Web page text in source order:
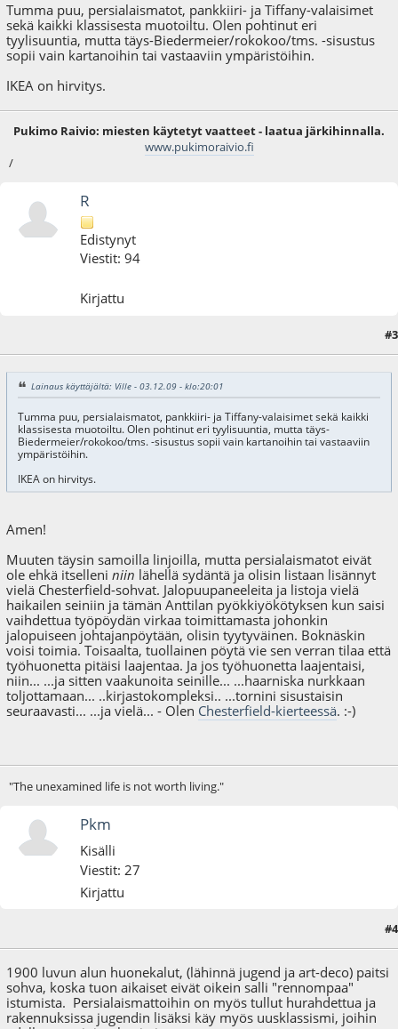
Tumma puu, persialaismatot, pankkiiri- ja Tiffany-valaisimet
sekä kaikki klassisesta muotoiltu. Olen pohtinut eri
tyylisuuntia, mutta täys-Biedermeier/rokokoo/tms. -sisustus
sopii vain kartanoihin tai vastaaviin ympäristöihin.
IKEA on hirvitys.
Pukimo Raivio: miesten käytetyt vaatteet - laatua järkihinnalla.
www.pukimoraivio.fi
/
R
Edistynyt
Viestit: 94
Kirjattu
#3
Lainaus käyttäjältä: Ville - 03.12.09 - klo:20:01
Tumma puu, persialaismatot, pankkiiri- ja Tiffany-valaisimet sekä kaikki
klassisesta muotoiltu. Olen pohtinut eri tyylisuuntia, mutta täys-
Biedermeier/rokokoo/tms. -sisustus sopii vain kartanoihin tai vastaaviin
ympäristöihin.
IKEA on hirvitys.
Amen!
Muuten täysin samoilla linjoilla, mutta persialaismatot eivät
ole ehkä itselleniniin lähellä sydäntä ja olisin listaan lisännyt
vielä Chesterfield-sohvat. Jalopuupaneeleita ja listoja vielä
haikailen seiniin ja tämän Anttilan pyökkiyökötyksen kun saisi
vaihdettua työpöydän virkaa toimittamasta johonkin
jalopuiseen johtajanpöytään, olisin tyytyväinen. Boknäskin
voisi toimia. Toisaalta, tuollainen pöytä vie sen verran tilaa että
työhuonetta pitäisi laajentaa. Ja jos työhuonetta laajentaisi,
niin... ...ja sitten vaakunoita seinille... ...haarniska nurkkaan
toljottamaan... ..kirjastokompleksi.. ...tornini sisustaisin
seuraavasti... ...ja vielä... - Olen Chesterfield-kierteessä. :-)
"The unexamined life is not worth living."
Pkm
Kisälli
Viestit: 27
Kirjattu
#4
1900 luvun alun huonekalut, (lähinnä jugend ja art-deco) paitsi
sohva, koska tuon aikaiset eivät oikein salli "rennompaa"
istumista. Persialaismattoihin on myös tullut hurahdettua ja
rakennuksissa jugendin lisäksi käy myös uusklassismi, joihin